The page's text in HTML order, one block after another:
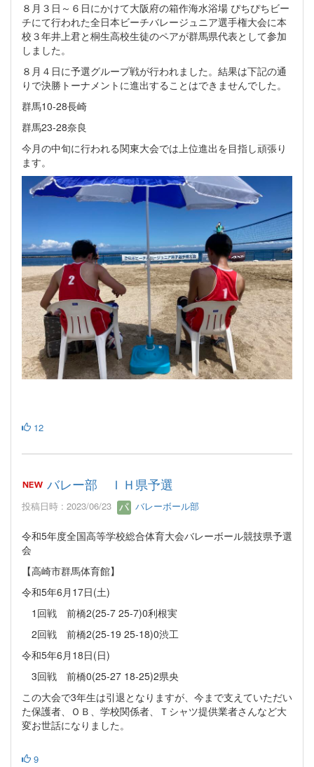
８月３日～６日にかけて大阪府の箱作海水浴場 ぴちぴちビー
チにて行われた全日本ビーチバレージュニア選手権大会に本
校３年井上君と桐生高校生徒のペアが群馬県代表として参加
しました。
８月４日に予選グループ戦が行われました。結果は下記の通
りで決勝トーナメントに進出することはできませんでした。
群馬10-28長崎
群馬23-28奈良
今月の中旬に行われる関東大会では上位進出を目指し頑張り
ます。
12
バレー部 ＩＨ県予選
投稿日時 : 2023/06/23 バレーボール部
令和5年度全国高等学校総合体育大会バレーボール競技県予選
会
【高崎市群馬体育館】
令和5年6月17日(土)
1回戦 前橋2(25-7 25-7)0利根実
2回戦 前橋2(25-19 25-18)0渋工
令和5年6月18日(日)
3回戦 前橋0(25-27 18-25)2県央
この大会で3年生は引退となりますが、今まで支えていただい
た保護者、ＯＢ、学校関係者、Ｔシャツ提供業者さんなど大
変お世話になりました。
9